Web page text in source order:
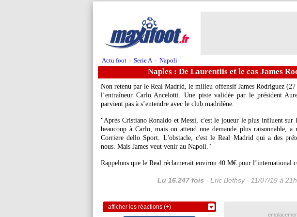
Actu foot > Serie A > Napoli
Naples : De Laurentiis et le cas James
Non retenu par le Real Madrid, le milieu offensif James Rodriguez (27
l’entraîneur Carlo Ancelotti. Une piste validée par le président
parvient pas à s’entendre avec le club madrilène.
"Après Cristiano Ronaldo et Messi, c'est le joueur le plus influent
beaucoup à Carlo, mais on attend une demande plus raisonnable,
Corriere dello Sport. L'obstacle, c'est le Real Madrid qui a des
nous. Mais James veut venir au Napoli."
Rappelons que le Real réclamerait environ 40 M€ pour l’international
Lu 16.247 fois - Eric Bethsy - 11/07/19 à
afficher les réactions (+)